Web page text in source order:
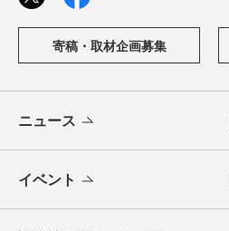
寄稿・取材企画募集
ニュース
イベント